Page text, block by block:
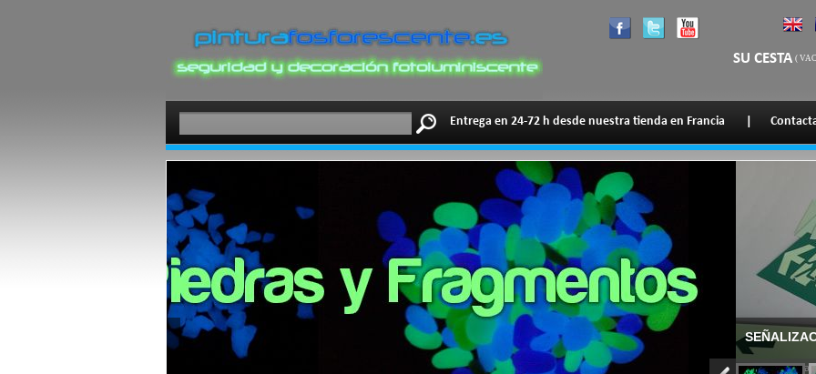
SU CESTA (
Entrega en 24-72 h desde nuestra tienda en Francia
SEÑALIZACIÓN FOTOLUMINISCENTE
Esta categoría reúne una selección de productos fotoluminiscentes